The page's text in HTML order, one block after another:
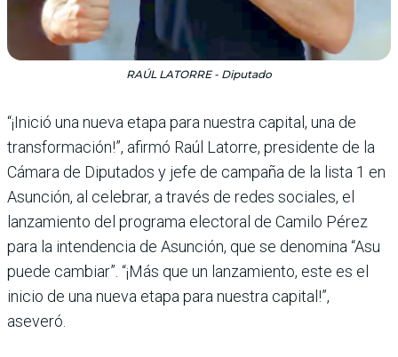
RAÚL LATORRE - Diputado
“¡Inició una nueva etapa para nuestra capital, una de
transformación!”, afirmó Raúl Latorre, presidente de la
Cámara de Diputados y jefe de campaña de la lista 1 en
Asunción, al celebrar, a través de redes sociales, el
lanzamiento del programa electoral de Camilo Pérez
para la intendencia de Asunción, que se denomina “Asu
puede cambiar”. “¡Más que un lanzamiento, este es el
inicio de una nueva etapa para nuestra capital!”,
aseveró.